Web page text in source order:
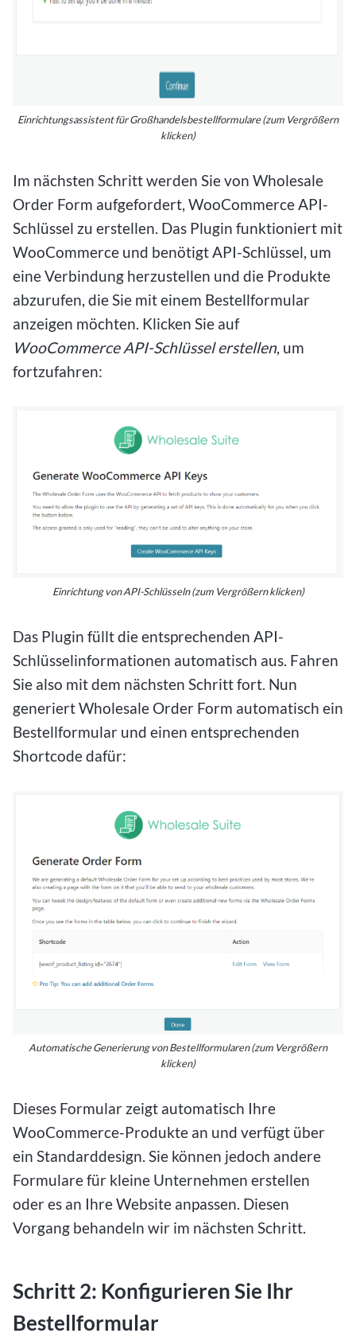
Einrichtungsassistent für Großhandelsbestellformulare (zum Vergrößern
klicken)
Im nächsten Schritt werden Sie von Wholesale
Order Form aufgefordert, WooCommerce API-
Schlüssel zu erstellen. Das Plugin funktioniert mit
WooCommerce und benötigt API-Schlüssel, um
eine Verbindung herzustellen und die Produkte
abzurufen, die Sie mit einem Bestellformular
anzeigen möchten. Klicken Sie auf
WooCommerce API-Schlüssel erstellen, um
fortzufahren:
Einrichtung von API-Schlüsseln (zum Vergrößern klicken)
Das Plugin füllt die entsprechenden API-
Schlüsselinformationen automatisch aus. Fahren
Sie also mit dem nächsten Schritt fort. Nun
generiert Wholesale Order Form automatisch ein
Bestellformular und einen entsprechenden
Shortcode dafür:
Automatische Generierung von Bestellformularen (zum Vergrößern
klicken)
Dieses Formular zeigt automatisch Ihre
WooCommerce-Produkte an und verfügt über
ein Standarddesign. Sie können jedoch andere
Formulare für kleine Unternehmen erstellen
oder es an Ihre Website anpassen. Diesen
Vorgang behandeln wir im nächsten Schritt.
Schritt 2: Konfigurieren Sie Ihr
Bestellformular